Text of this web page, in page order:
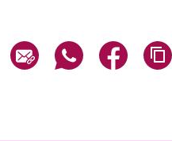
Seite über E-Mail teilen
Seite überSeite